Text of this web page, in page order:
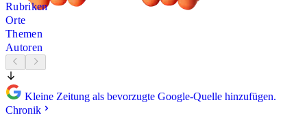
Rubriken
Orte
Themen
Autoren
Kleine Zeitung als bevorzugte Google-Quelle hinzufügen.
Chronik